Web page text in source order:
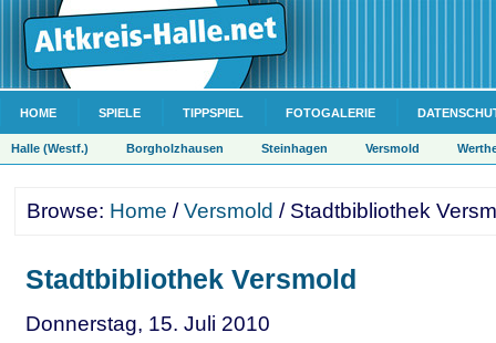
HOME SPIELE TIPPSPIEL FOTOGALERIE
Halle (Westf.) Borgholzhausen Steinhagen Versmold
Browse: Home /Versmold / Stadtbibliothek
Stadtbibliothek Versmold
Donnerstag, 15. Juli 2010